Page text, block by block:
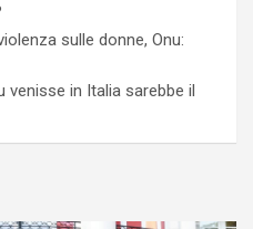
sulle donne, Onu:
venisse in Italia sarebbe il